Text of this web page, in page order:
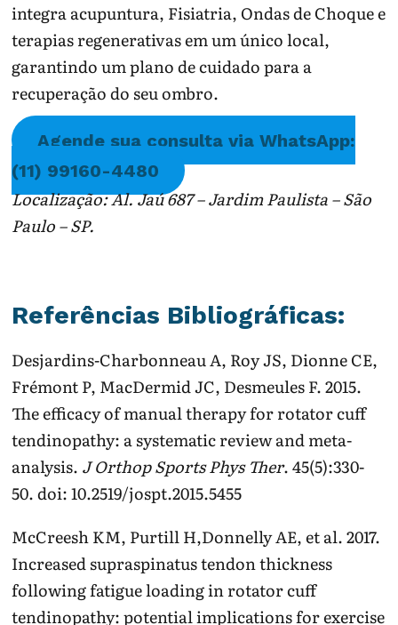
integra acupuntura, Fisiatria, Ondas de Choque e
terapias regenerativas em um único local,
garantindo um plano de cuidado para a
recuperação do seu ombro.
Agende sua consulta via WhatsApp:
(11) 99160-4480
Localização: Al. Jaú 687 – Jardim Paulista – São
Paulo – SP.
Referências Bibliográficas:
Desjardins-Charbonneau A, Roy JS, Dionne CE,
Frémont P, MacDermid JC, Desmeules F. 2015.
The efficacy of manual therapy for rotator cuff
tendinopathy: a systematic review and meta-
analysis. J Orthop Sports Phys Ther. 45(5):330-
50. doi: 10.2519/jospt.2015.5455
McCreesh KM, Purtill H,Donnelly AE, et al. 2017.
Increased supraspinatus tendon thickness
following fatigue loading in rotator cuff
tendinopathy: potential implications for exercise